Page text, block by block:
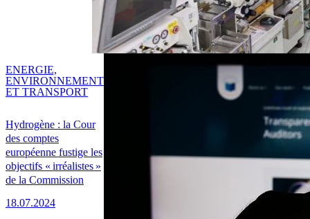
Hydrogène : la Cour
des comptes
européenne fustige les
objectifs « irréalistes »
de la Commission
18.07.2024
ENERGIE,
ENVIRONNEMENT
ET TRANSPORT